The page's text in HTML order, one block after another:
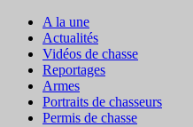
A la une
Actualités
Vidéos de chasse
Reportages
Armes
Portraits de chasseurs
Permis de chasse